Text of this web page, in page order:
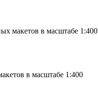
макетов в масштабе 1:400
в масштабе 1:400